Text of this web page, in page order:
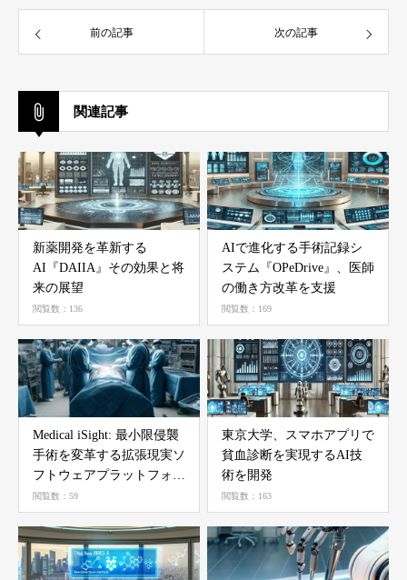
前の記事 次の記事
関連記事
新薬開発を革新する
AI『DAIIA』その効果と将
来の展望
閲覧数：136
AIで進化する手術記録シ
ステム『OPeDrive』、医師
の働き方改革を支援
閲覧数：169
Medical iSight: 最小限侵襲
手術を変革する拡張現実ソ
フトウェアプラットフォー
ム
閲覧数：59
東京大学、スマホアプリで
貧血診断を実現するAI技
術を開発
閲覧数：163